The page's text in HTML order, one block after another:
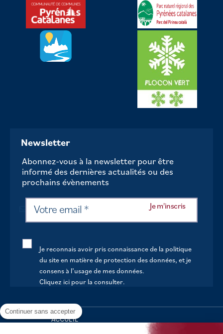
Newsletter
Abonnez-vous à la newsletter pour être
informé des dernières actualités ou des
prochains évènements
Je reconnais avoir pris connaissance de la politique
du site en matière de protection des données, et je
consens à l’usage de mes données.
Cliquez ici pour la consulter.
ACCUEIL
Continuer sans accepter